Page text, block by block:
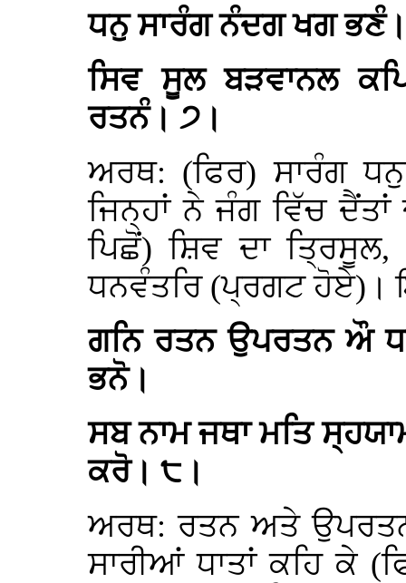
ਧਨੁ ਸਾਰੰਗ ਨੰਦਗ ਖਗ
ਸਿਵ ਸੂਲ ਬੜਵਾਨਲ
ਰਤਨੰ। ੭।
ਅਰਥ: (ਫਿਰ) ਸਾਰੰਗ
ਜਿਨ੍ਹਾਂ ਨੇ ਜੰਗ ਵਿੱਚ
ਪਿਛੋਂ) ਸ਼ਿਵ ਦਾ
ਧਨਵੰਤਰਿ (ਪ੍ਰਗਟ ਹੋਏ)।
ਗਨਿ ਰਤਨ ਉਪਰਤਨ ਔ
ਭਨੋ।
ਸਬ ਨਾਮ ਜਥਾ ਮਤਿ
ਕਰੋ। ੮।
ਅਰਥ: ਰਤਨ ਅਤੇ ਉਪਰਤਨ
ਸਾਰੀਆਂ ਧਾਤਾਂ ਕਹਿ ਕੇ